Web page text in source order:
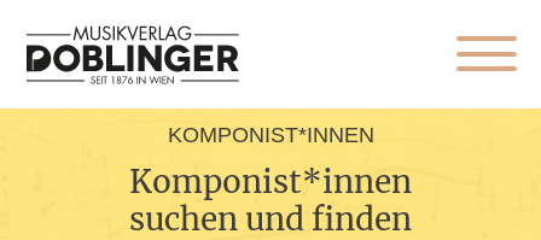
KOMPONIST*INNEN
Komponist*innen
suchen und finden